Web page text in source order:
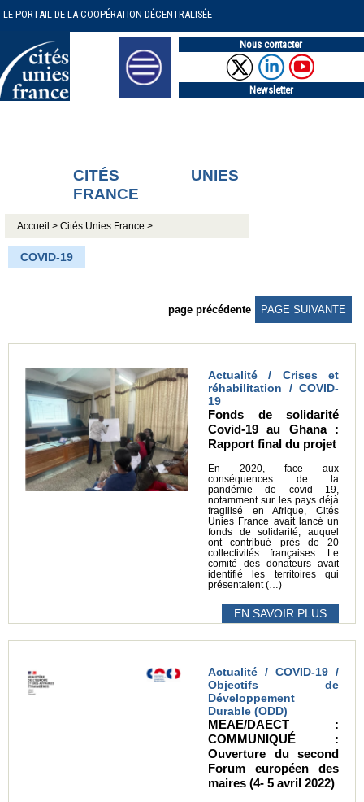
LE PORTAIL DE LA COOPÉRATION DÉCENTRALISÉE
Nous contacter
Newsletter
CITÉS UNIES
FRANCE
Accueil >Cités Unies France >
COVID-19
page précédente PAGE SUIVANTE
Actualité / Crises et
réhabilitation / COVID-
19
Fonds de solidarité
Covid-19 au Ghana :
Rapport final du projet
En 2020, face aux
conséquences de la
pandémie de covid 19,
notamment sur les pays déjà
fragilisé en Afrique, Cités
Unies France avait lancé un
fonds de solidarité, auquel
ont contribué près de 20
collectivités françaises. Le
comité des donateurs avait
identifié les territoires qui
présentaient (…)
EN SAVOIR PLUS
Actualité / COVID-19 /
Objectifs de
Développement
Durable (ODD)
MEAE/DAECT :
COMMUNIQUÉ :
Ouverture du second
Forum européen des
maires (4- 5 avril 2022)